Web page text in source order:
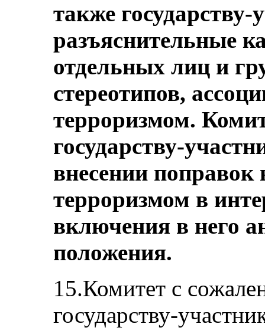
также
разъяснительные
отдельных лиц и
стереотипов,
терроризмом.
государству-
внесении поправок
терроризмом в
включения в него
положения.
15.Комитет с
государству-